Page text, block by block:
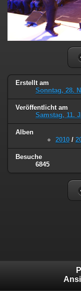
Erstellt am
Sonntag, 28.
Veröffentlicht am
Samstag, 11.
Alben
2010 /
Besuche
6845